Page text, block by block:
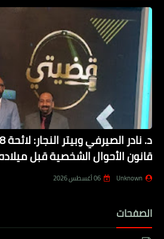
قانون الأحوال الشخصية قبل ميلاده.
Unknown 06 أغسطس 2026
الصفحات